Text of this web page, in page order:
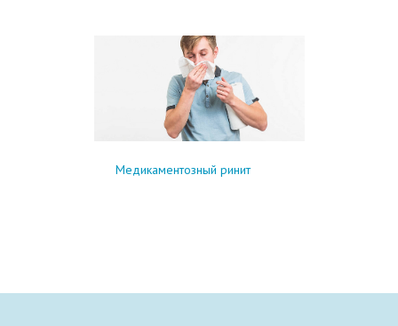
Медикаментозный ринит